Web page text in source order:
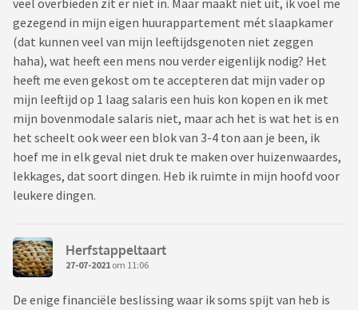
veel overbieden zit er niet in. Maar maakt niet uit, ik voel me
gezegend in mijn eigen huurappartement mét slaapkamer
(dat kunnen veel van mijn leeftijdsgenoten niet zeggen
haha), wat heeft een mens nou verder eigenlijk nodig? Het
heeft me even gekost om te accepteren dat mijn vader op
mijn leeftijd op 1 laag salaris een huis kon kopen en ik met
mijn bovenmodale salaris niet, maar ach het is wat het is en
het scheelt ook weer een blok van 3-4 ton aan je been, ik
hoef me in elk geval niet druk te maken over huizenwaardes,
lekkages, dat soort dingen. Heb ik ruimte in mijn hoofd voor
leukere dingen.
Herfstappeltaart
27-07-2021 om 11:06
De enige financiële beslissing waar ik soms spijt van heb is